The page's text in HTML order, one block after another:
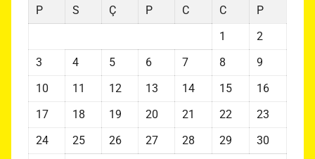
P
S Ç P C C
P
1
2
3
4 5 6 7 8
9
10
11 12 13 14 15
16
17
18 19 20 21 22
23
24
25 26 27 28 29
30